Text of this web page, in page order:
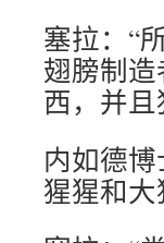
塞拉：“
翅膀制
西，并
内如德
猩猩和